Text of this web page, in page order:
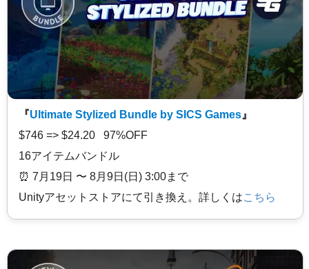
『Ultimate Stylized Bundle by SICS Games 』
$746 => $24.20 97%OFF
16アイテムバンドル
⏰️ 7月19日 〜 8月9日(日) 3:00まで
Unityアセットストアにて引き換え。詳しくはこちら